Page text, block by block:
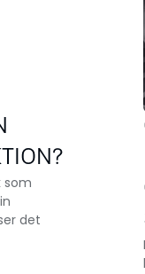
som
det